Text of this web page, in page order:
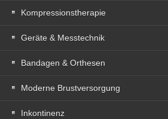
Kompressionstherapie
Geräte & Messtechnik
Bandagen & Orthesen
Moderne Brustversorgung
Inkontinenz